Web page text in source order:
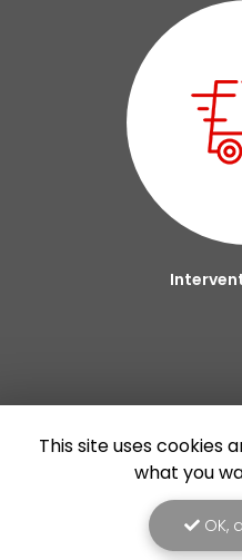
This site uses cookies
what you
OK,